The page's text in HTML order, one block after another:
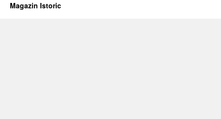
Magazin Istoric